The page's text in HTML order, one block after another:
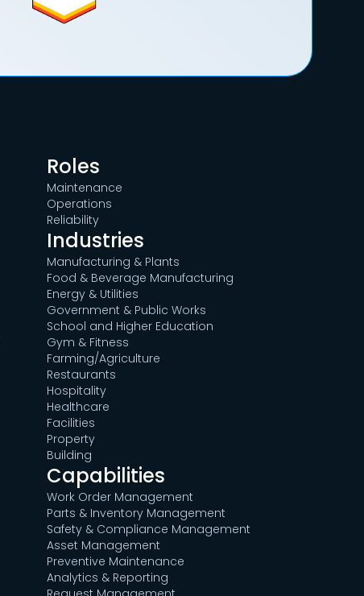
Roles
Maintenance
Operations
Reliability
Industries
Manufacturing & Plants
Food & Beverage Manufacturing
Energy & Utilities
Government & Public Works
School and Higher Education
Gym & Fitness
Farming/Agriculture
Restaurants
Hospitality
Healthcare
Facilities
Property
Building
Capabilities
Work Order Management
Parts & Inventory Management
Safety & Compliance Management
Asset Management
Preventive Maintenance
Analytics & Reporting